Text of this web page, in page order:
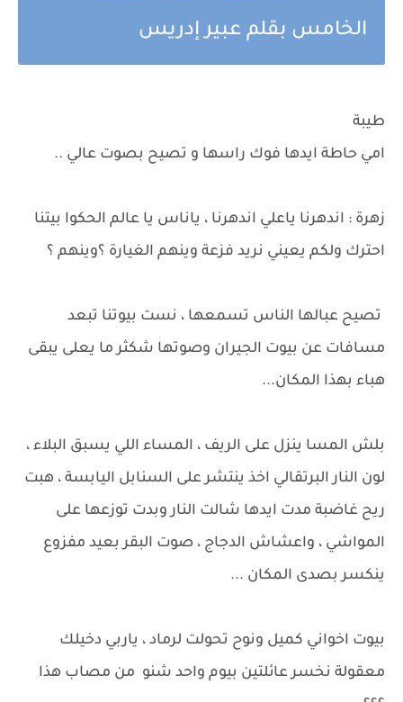
الخامس بقلم عبير إدريس
طيبة
امي حاطة ايدها فوك راسها و تصيح بصوت عالي ..
زهرة : اندهرنا ياعلي اندهرنا ، ياناس يا عالم الحكوا بيتنا
احترك ولكم يعيني نريد فزعة وينهم الغيارة ؟وينهم ؟
تصيح عبالها الناس تسمعها ، نست بيوتنا تبعد
مسافات عن بيوت الجيران وصوتها شكثر ما يعلى يبقى
هباء بهذا المكان...
بلش المسا ينزل على الريف ، المساء اللي يسبق البلاء ،
لون النار البرتقالي اخذ ينتشر على السنابل اليابسة ، هبت
ريح غاضبة مدت ايدها شالت النار وبدت توزعها على
المواشي ، واعشاش الدجاج ، صوت البقر بعيد مفزوع
ينكسر بصدى المكان ...
بيوت اخواني كميل ونوح تحولت لرماد ، ياربي دخيلك
معقولة نخسر عائلتين بيوم واحد شنو من مصاب هذا